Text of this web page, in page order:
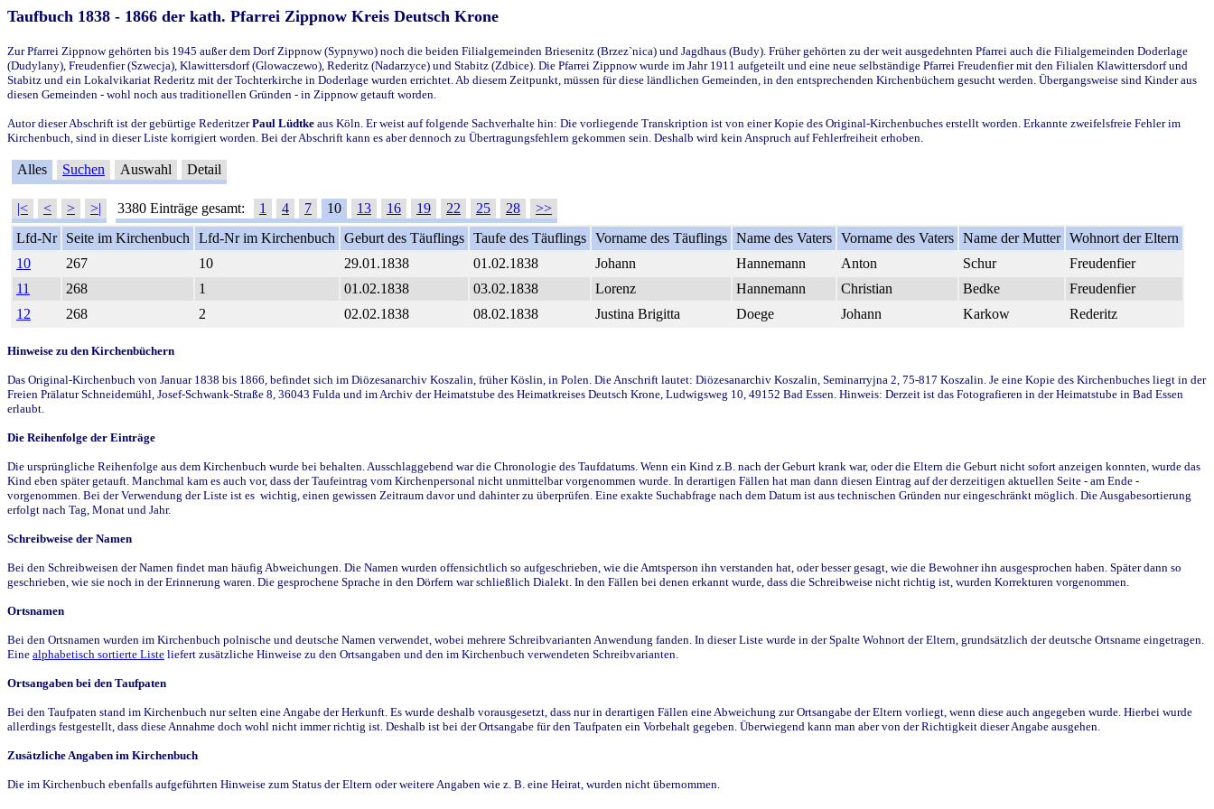
Taufbuch 1838 - 1866 der kath. Pfarrei Zippnow Kreis Deutsch Krone
Zur Pfarrei Zippnow gehörten bis 1945 außer dem Dorf Zippnow (Sypnywo) noch die beiden Filialgemeinden Briesenitz (Brzez`nica) und Jagdhaus (Budy). Früher gehörten zu der weit ausgedehnten Pfarrei auch die Filialgemeinden Doderlage
(Dudylany), Freudenfier (Szwecja), Klawittersdorf (Glowaczewo), Rederitz (Nadarzyce) und Stabitz (Zdbice). Die Pfarrei Zippnow wurde im Jahr 1911 aufgeteilt und eine neue selbständige Pfarrei Freudenfier mit den Filialen Klawittersdorf und
Stabitz und ein Lokalvikariat Rederitz mit der Tochterkirche in Doderlage wurden errichtet. Ab diesem Zeitpunkt, müssen für diese ländlichen Gemeinden, in den entsprechenden Kirchenbüchern gesucht werden. Übergangsweise sind Kinder aus
diesen Gemeinden - wohl noch aus traditionellen Gründen - in Zippnow getauft worden.
Autor dieser Abschrift ist der gebürtige RederitzerPaul Lüdtke aus Köln. Er weist auf folgende Sachverhalte hin: Die vorliegende Transkription ist von einer Kopie des Original-Kirchenbuches erstellt worden. Erkannte zweifelsfreie Fehler im
Kirchenbuch, sind in dieser Liste korrigiert worden. Bei der Abschrift kann es aber dennoch zu Übertragungsfehlern gekommen sein. Deshalb wird kein Anspruch auf Fehlerfreiheit erhoben.
Alles Suchen Auswahl Detail
|< < > >| 3380 Einträge gesamt: 1 4 7 10 13 16 19 22 25 28
>>
Lfd-Nr
Seite im Kirchenbuch Lfd-Nr im Kirchenbuch Geburt des Täuflings Taufe des Täuflings Vorname des Täuflings Name des Vaters Vorname des Vaters Name der Mutter Wohnort der Eltern
10
267 10 29.01.1838 01.02.1838 Johann Hannemann Anton Schur
Freudenfier
11
268 1 01.02.1838 03.02.1838 Lorenz Hannemann Christian Bedke
Freudenfier
12
268 2 02.02.1838 08.02.1838 Justina Brigitta Doege Johann Karkow Rederitz
Hinweise zu den Kirchenbüchern
Das Original-Kirchenbuch von Januar 1838 bis 1866, befindet sich im Diözesanarchiv Koszalin, früher Köslin, in Polen. Die Anschrift lautet: Diözesanarchiv Koszalin, Seminarryjna 2, 75-817 Koszalin. Je eine Kopie des Kirchenbuches liegt in der
Freien Prälatur Schneidemühl, Josef-Schwank-Straße 8, 36043 Fulda und im Archiv der Heimatstube des Heimatkreises Deutsch Krone, Ludwigsweg 10, 49152 Bad Essen. Hinweis: Derzeit ist das Fotografieren in der Heimatstube in Bad Essen
erlaubt.
Die Reihenfolge der Einträge
Die ursprüngliche Reihenfolge aus dem Kirchenbuch wurde bei behalten. Ausschlaggebend war die Chronologie des Taufdatums. Wenn ein Kind z.B. nach der Geburt krank war, oder die Eltern die Geburt nicht sofort anzeigen konnten, wurde das
Kind eben später getauft. Manchmal kam es auch vor, dass der Taufeintrag vom Kirchenpersonal nicht unmittelbar vorgenommen wurde. In derartigen Fällen hat man dann diesen Eintrag auf der derzeitigen aktuellen Seite - am Ende -
vorgenommen. Bei der Verwendung der Liste ist es wichtig, einen gewissen Zeitraum davor und dahinter zu überprüfen. Eine exakte Suchabfrage nach dem Datum ist aus technischen Gründen nur eingeschränkt möglich. Die Ausgabesortierung
erfolgt nach Tag, Monat und Jahr.
Schreibweise der Namen
Bei den Schreibweisen der Namen findet man häufig Abweichungen. Die Namen wurden offensichtlich so aufgeschrieben, wie die Amtsperson ihn verstanden hat, oder besser gesagt, wie die Bewohner ihn ausgesprochen haben. Später dann so
geschrieben, wie sie noch in der Erinnerung waren. Die gesprochene Sprache in den Dörfern war schließlich Dialekt. In den Fällen bei denen erkannt wurde, dass die Schreibweise nicht richtig ist, wurden Korrekturen vorgenommen.
Ortsnamen
Bei den Ortsnamen wurden im Kirchenbuch polnische und deutsche Namen verwendet, wobei mehrere Schreibvarianten Anwendung fanden. In dieser Liste wurde in der Spalte Wohnort der Eltern, grundsätzlich der deutsche Ortsname eingetragen.
Eine alphabetisch sortierte Liste liefert zusätzliche Hinweise zu den Ortsangaben und den im Kirchenbuch verwendeten Schreibvarianten.
Ortsangaben bei den Taufpaten
Bei den Taufpaten stand im Kirchenbuch nur selten eine Angabe der Herkunft. Es wurde deshalb vorausgesetzt, dass nur in derartigen Fällen eine Abweichung zur Ortsangabe der Eltern vorliegt, wenn diese auch angegeben wurde. Hierbei wurde
allerdings festgestellt, dass diese Annahme doch wohl nicht immer richtig ist. Deshalb ist bei der Ortsangabe für den Taufpaten ein Vorbehalt gegeben. Überwiegend kann man aber von der Richtigkeit dieser Angabe ausgehen.
Zusätzliche Angaben im Kirchenbuch
Die im Kirchenbuch ebenfalls aufgeführten Hinweise zum Status der Eltern oder weitere Angaben wie z. B. eine Heirat, wurden nicht übernommen.